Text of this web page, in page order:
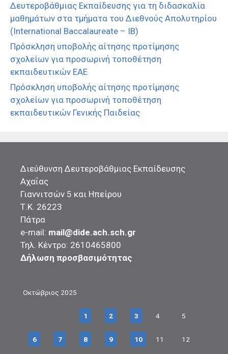
Δευτεροβάθμιας Εκπαίδευσης για τη διδασκαλία
μαθημάτων στα τμήματα του Διεθνούς Απολυτηρίου
(International Baccalaureate – IB)
Πρόσκληση υποβολής αίτησης προτίμησης
σχολείων για προσωρινή τοποθέτηση
εκπαιδευτικών ΕΑΕ
Πρόσκληση υποβολής αίτησης προτίμησης
σχολείων για προσωρινή τοποθέτηση
εκπαιδευτικών Γενικής Παιδείας
Διεύθυνση Δευτεροβάθμιας Εκπαίδευσης
Αχαΐας
Γιαννιτσών 5 και Ηπείρου
Τ.Κ. 26223
Πάτρα
e-mail: mail@dide.ach.sch.gr
Τηλ. Κέντρο: 2610465800
Δήλωση προσβασιμότητας
Οκτώβριος 2025
1 2 3 4 5
6 7 8 9 10 11 12